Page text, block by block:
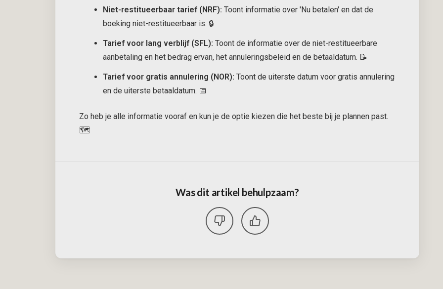
Niet-restitueerbaar tarief (NRF): Toont informatie over 'Nu betalen' en dat de
boeking niet-restitueerbaar is. 🔒
Tarief voor lang verblijf (SFL): Toont de informatie over de niet-restitueerbare
aanbetaling en het bedrag ervan, het annuleringsbeleid en de betaaldatum. 📝
Tarief voor gratis annulering (NOR): Toont de uiterste datum voor gratis annulering
en de uiterste betaaldatum. 📅
Zo heb je alle informatie vooraf en kun je de optie kiezen die het beste bij je plannen past.
🗺️
Was dit artikel behulpzaam?